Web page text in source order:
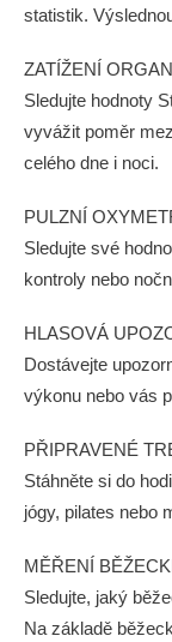
statistik.
ZATÍŽENÍ
Sledujte hodnoty
vyvážit poměr
celého dne i noci.
PULZNÍ
Sledujte své
kontroly nebo
HLASOVÁ
Dostávejte
výkonu nebo vás
PŘIPRAVENÉ
Stáhněte si do
jógy, pilates nebo
MĚŘENÍ
Sledujte, jaký
Na základě